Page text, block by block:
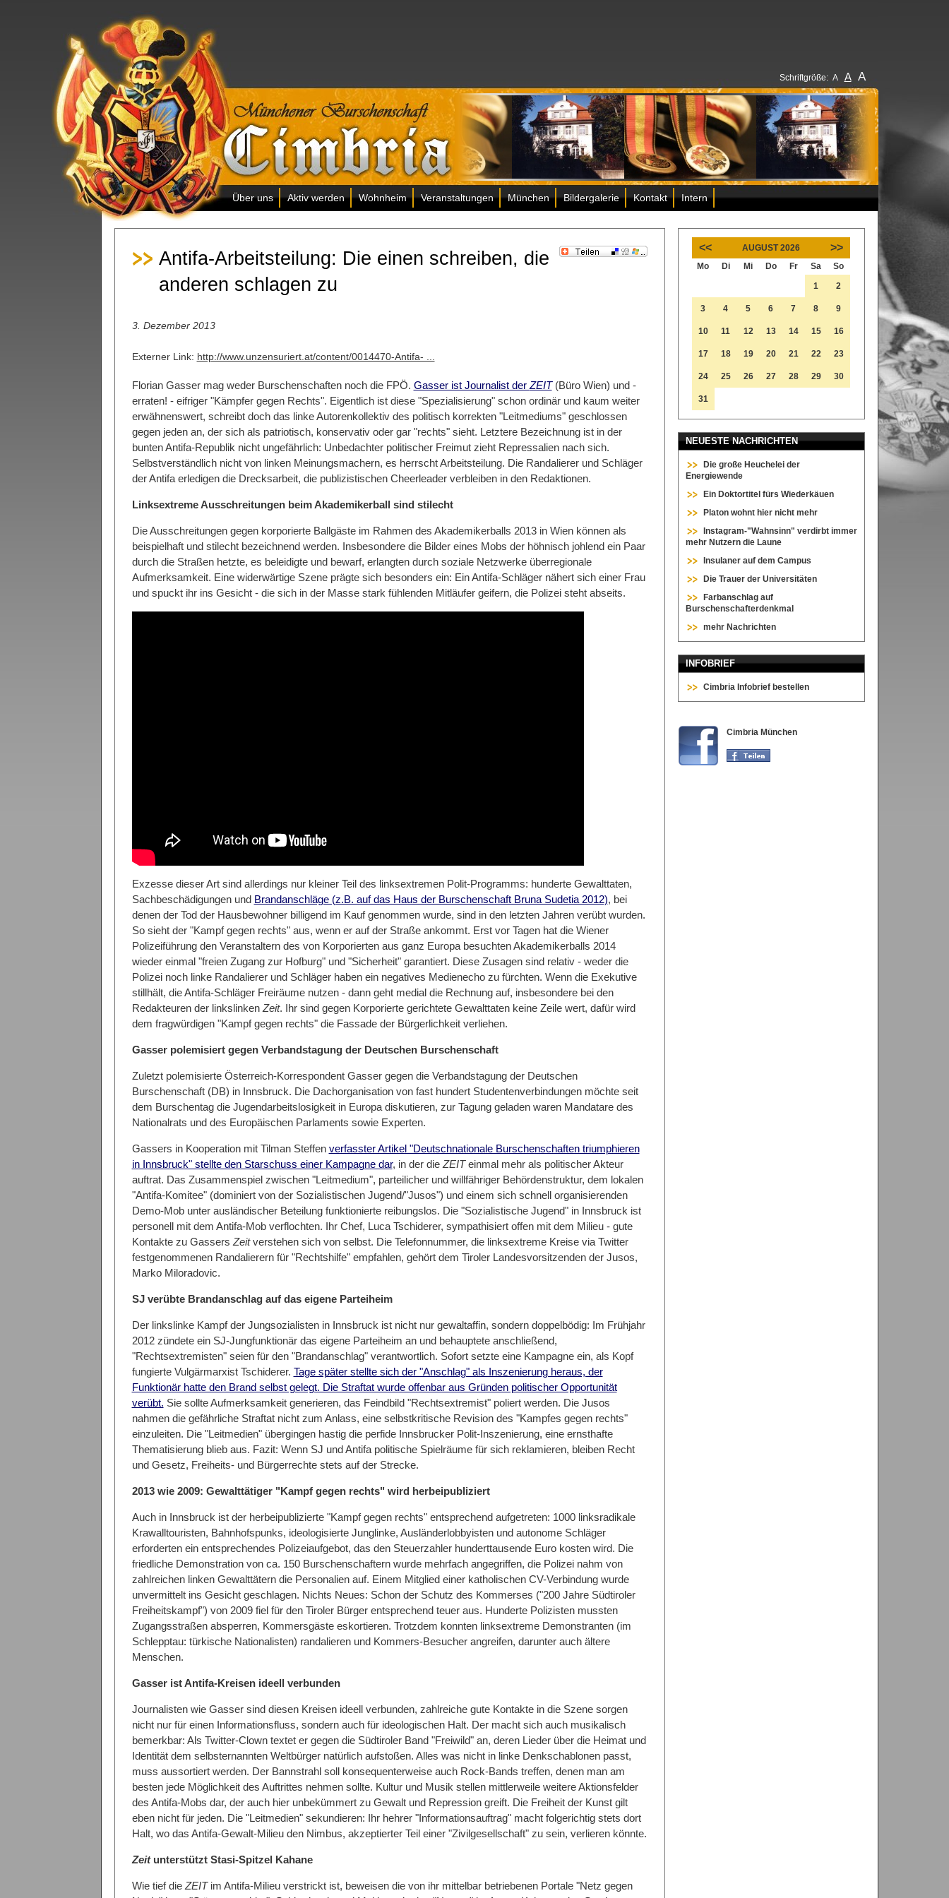
Schriftgröße: A A A
Über uns Aktiv werden Wohnheim Veranstaltungen München Bildergalerie Kontakt Intern
Antifa-Arbeitsteilung: Die einen schreiben, die
anderen schlagen zu
3. Dezember 2013
Externer Link: http://www.unzensuriert.at/content/0014470-Antifa- ...
Florian Gasser mag weder Burschenschaften noch die FPÖ. Gasser ist Journalist der ZEIT(Büro Wien) und -
erraten! - eifriger "Kämpfer gegen Rechts". Eigentlich ist diese "Spezialisierung" schon ordinär und kaum weiter
erwähnenswert, schreibt doch das linke Autorenkollektiv des politisch korrekten "Leitmediums" geschlossen
gegen jeden an, der sich als patriotisch, konservativ oder gar "rechts" sieht. Letztere Bezeichnung ist in der
bunten Antifa-Republik nicht ungefährlich: Unbedachter politischer Freimut zieht Repressalien nach sich.
Selbstverständlich nicht von linken Meinungsmachern, es herrscht Arbeitsteilung. Die Randalierer und Schläger
der Antifa erledigen die Drecksarbeit, die publizistischen Cheerleader verbleiben in den Redaktionen.
Linksextreme Ausschreitungen beim Akademikerball sind stilecht
Die Ausschreitungen gegen korporierte Ballgäste im Rahmen des Akademikerballs 2013 in Wien können als
beispielhaft und stilecht bezeichnend werden. Insbesondere die Bilder eines Mobs der höhnisch johlend ein Paar
durch die Straßen hetzte, es beleidigte und bewarf, erlangten durch soziale Netzwerke überregionale
Aufmerksamkeit. Eine widerwärtige Szene prägte sich besonders ein: Ein Antifa-Schläger nähert sich einer Frau
und spuckt ihr ins Gesicht - die sich in der Masse stark fühlenden Mitläufer geifern, die Polizei steht abseits.
Exzesse dieser Art sind allerdings nur kleiner Teil des linksextremen Polit-Programms: hunderte Gewalttaten,
Sachbeschädigungen und Brandanschläge (z.B. auf das Haus der Burschenschaft Bruna Sudetia 2012), bei
denen der Tod der Hausbewohner billigend im Kauf genommen wurde, sind in den letzten Jahren verübt wurden.
So sieht der "Kampf gegen rechts" aus, wenn er auf der Straße ankommt. Erst vor Tagen hat die Wiener
Polizeiführung den Veranstaltern des von Korporierten aus ganz Europa besuchten Akademikerballs 2014
wieder einmal "freien Zugang zur Hofburg" und "Sicherheit" garantiert. Diese Zusagen sind relativ - weder die
Polizei noch linke Randalierer und Schläger haben ein negatives Medienecho zu fürchten. Wenn die Exekutive
stillhält, die Antifa-Schläger Freiräume nutzen - dann geht medial die Rechnung auf, insbesondere bei den
Redakteuren der linkslinken Zeit. Ihr sind gegen Korporierte gerichtete Gewalttaten keine Zeile wert, dafür wird
dem fragwürdigen "Kampf gegen rechts" die Fassade der Bürgerlichkeit verliehen.
Gasser polemisiert gegen Verbandstagung der Deutschen Burschenschaft
Zuletzt polemisierte Österreich-Korrespondent Gasser gegen die Verbandstagung der Deutschen
Burschenschaft (DB) in Innsbruck. Die Dachorganisation von fast hundert Studentenverbindungen möchte seit
dem Burschentag die Jugendarbeitslosigkeit in Europa diskutieren, zur Tagung geladen waren Mandatare des
Nationalrats und des Europäischen Parlaments sowie Experten.
Gassers in Kooperation mit Tilman Steffen verfasster Artikel "Deutschnationale Burschenschaften triumphieren
in Innsbruck" stellte den Starschuss einer Kampagne dar, in der die ZEITeinmal mehr als politischer Akteur
auftrat. Das Zusammenspiel zwischen "Leitmedium", parteilicher und willfähriger Behördenstruktur, dem lokalen
"Antifa-Komitee" (dominiert von der Sozialistischen Jugend/"Jusos") und einem sich schnell organisierenden
Demo-Mob unter ausländischer Beteilung funktionierte reibungslos. Die "Sozialistische Jugend" in Innsbruck ist
personell mit dem Antifa-Mob verflochten. Ihr Chef, Luca Tschiderer, sympathisiert offen mit dem Milieu - gute
Kontakte zu Gassers Zeitverstehen sich von selbst. Die Telefonnummer, die linksextreme Kreise via Twitter
festgenommenen Randalierern für "Rechtshilfe" empfahlen, gehört dem Tiroler Landesvorsitzenden der Jusos,
Marko Miloradovic.
SJ verübte Brandanschlag auf das eigene Parteiheim
Der linkslinke Kampf der Jungsozialisten in Innsbruck ist nicht nur gewaltaffin, sondern doppelbödig: Im Frühjahr
2012 zündete ein SJ-Jungfunktionär das eigene Parteiheim an und behauptete anschließend,
"Rechtsextremisten" seien für den "Brandanschlag" verantwortlich. Sofort setzte eine Kampagne ein, als Kopf
fungierte Vulgärmarxist Tschiderer. Tage später stellte sich der "Anschlag" als Inszenierung heraus, der
Funktionär hatte den Brand selbst gelegt. Die Straftat wurde offenbar aus Gründen politischer Opportunität
verübt. Sie sollte Aufmerksamkeit generieren, das Feindbild "Rechtsextremist" poliert werden. Die Jusos
nahmen die gefährliche Straftat nicht zum Anlass, eine selbstkritische Revision des "Kampfes gegen rechts"
einzuleiten. Die "Leitmedien" übergingen hastig die perfide Innsbrucker Polit-Inszenierung, eine ernsthafte
Thematisierung blieb aus. Fazit: Wenn SJ und Antifa politische Spielräume für sich reklamieren, bleiben Recht
und Gesetz, Freiheits- und Bürgerrechte stets auf der Strecke.
2013 wie 2009: Gewalttätiger "Kampf gegen rechts" wird herbeipubliziert
Auch in Innsbruck ist der herbeipublizierte "Kampf gegen rechts" entsprechend aufgetreten: 1000 linksradikale
Krawalltouristen, Bahnhofspunks, ideologisierte Junglinke, Ausländerlobbyisten und autonome Schläger
erforderten ein entsprechendes Polizeiaufgebot, das den Steuerzahler hunderttausende Euro kosten wird. Die
friedliche Demonstration von ca. 150 Burschenschaftern wurde mehrfach angegriffen, die Polizei nahm von
zahlreichen linken Gewalttätern die Personalien auf. Einem Mitglied einer katholischen CV-Verbindung wurde
unvermittelt ins Gesicht geschlagen. Nichts Neues: Schon der Schutz des Kommerses ("200 Jahre Südtiroler
Freiheitskampf") von 2009 fiel für den Tiroler Bürger entsprechend teuer aus. Hunderte Polizisten mussten
Zugangsstraßen absperren, Kommersgäste eskortieren. Trotzdem konnten linksextreme Demonstranten (im
Schlepptau: türkische Nationalisten) randalieren und Kommers-Besucher angreifen, darunter auch ältere
Menschen.
Gasser ist Antifa-Kreisen ideell verbunden
Journalisten wie Gasser sind diesen Kreisen ideell verbunden, zahlreiche gute Kontakte in die Szene sorgen
nicht nur für einen Informationsfluss, sondern auch für ideologischen Halt. Der macht sich auch musikalisch
bemerkbar: Als Twitter-Clown textet er gegen die Südtiroler Band "Freiwild" an, deren Lieder über die Heimat und
Identität dem selbsternannten Weltbürger natürlich aufstoßen. Alles was nicht in linke Denkschablonen passt,
muss aussortiert werden. Der Bannstrahl soll konsequenterweise auch Rock-Bands treffen, denen man am
besten jede Möglichkeit des Auftrittes nehmen sollte. Kultur und Musik stellen mittlerweile weitere Aktionsfelder
des Antifa-Mobs dar, der auch hier unbekümmert zu Gewalt und Repression greift. Die Freiheit der Kunst gilt
eben nicht für jeden. Die "Leitmedien" sekundieren: Ihr hehrer "Informationsauftrag" macht folgerichtig stets dort
Halt, wo das Antifa-Gewalt-Milieu den Nimbus, akzeptierter Teil einer "Zivilgesellschaft" zu sein, verlieren könnte.
Zeitunterstützt Stasi-Spitzel Kahane
Wie tief die ZEITim Antifa-Milieu verstrickt ist, beweisen die von ihr mittelbar betriebenen Portale "Netz gegen
>>
<<
AUGUST 2026
Mo
Di Mi Do Fr Sa
So
1
2
3 4 5 6 7 8 9
10 11 12 13 14 15 16
17 18 19 20 21 22 23
24 25 26 27 28 29 30
31
NEUESTE NACHRICHTEN
Die große Heuchelei der
Energiewende
Ein Doktortitel fürs Wiederkäuen
Platon wohnt hier nicht mehr
Instagram-"Wahnsinn" verdirbt immer
mehr Nutzern die Laune
Insulaner auf dem Campus
Die Trauer der Universitäten
Farbanschlag auf
Burschenschafterdenkmal
mehr Nachrichten
INFOBRIEF
Cimbria Infobrief bestellen
Cimbria München